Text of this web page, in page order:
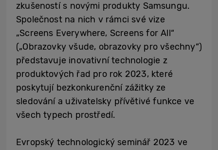
zkušeností s novými produkty Samsungu.
Společnost na nich v rámci své vize
„Screens Everywhere, Screens for All“
(„Obrazovky všude, obrazovky pro všechny“)
představuje inovativní technologie z
produktových řad pro rok 2023, které
poskytují bezkonkurenční zážitky ze
sledování a uživatelsky přívětivé funkce ve
všech typech prostředí.
Evropský technologický seminář 2023 ve